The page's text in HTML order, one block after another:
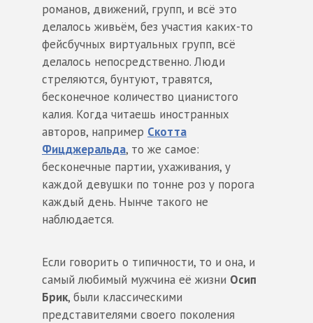
романов, движений, групп, и всё это
делалось живьём, без участия каких-то
фейсбучных виртуальных групп, всё
делалось непосредственно. Люди
стреляются, бунтуют, травятся,
бесконечное количество цианистого
калия. Когда читаешь иностранных
авторов, например Скотта
Фицджеральда, то же самое:
бесконечные партии, ухаживания, у
каждой девушки по тонне роз у порога
каждый день. Нынче такого не
наблюдается.
Если говорить о типичности, то и она, и
самый любимый мужчина её жизни Осип
Брик, были классическими
представителями своего поколения